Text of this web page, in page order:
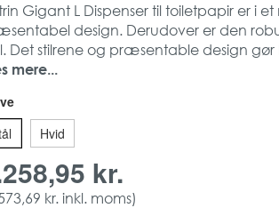
Gigant L Dispenser til toiletpapir er i
design. Derudover er den
Det stilrene og præsentable design gør
til det perfekte valg.
H: 351, B: 310, D: 129 (mm)
mere...
Hvid
kr.
kr.inkl. moms)